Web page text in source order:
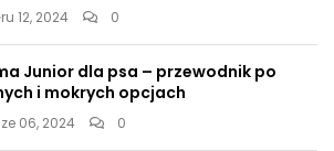
12, 2024 0
Junior dla psa – przewodnik po
i mokrych opcjach
06, 2024 0